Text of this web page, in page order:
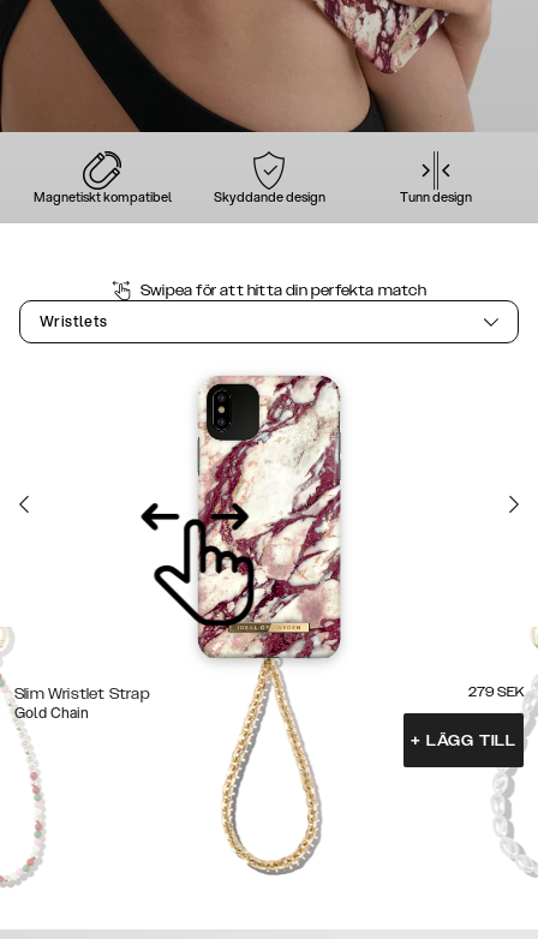
Magnetiskt kompatibel Skyddande design Tunn design
Swipea för att hitta din perfekta match
Wristlets
Slim Wristlet Strap
Gold Chain
279 SEK
+ LÄGG TILL